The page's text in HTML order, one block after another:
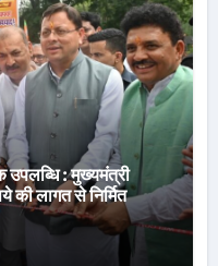
: मुख्यमंत्री
लागत से निर्मित